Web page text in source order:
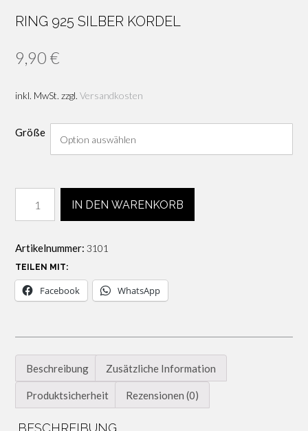
RING 925 SILBER KORDEL
9,90 €
inkl. MwSt. zzgl. Versandkosten
Größe
Silber
Menge
IN DEN WARENKORB
Artikelnummer: 3101
TEILEN MIT:
Facebook WhatsApp
Beschreibung Zusätzliche Information
Produktsicherheit Rezensionen (0)
BESCHREIBUNG